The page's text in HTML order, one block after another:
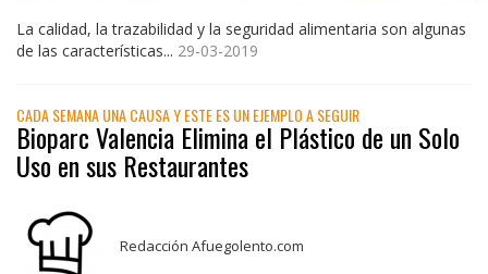
La calidad, la trazabilidad y la seguridad alimentaria son algunas
de las características... 29-03-2019
CADA SEMANA UNA CAUSA Y ESTE ES UN EJEMPLO A SEGUIR
Bioparc Valencia Elimina el Plástico de un Solo
Uso en sus Restaurantes
Redacción Afuegolento.com